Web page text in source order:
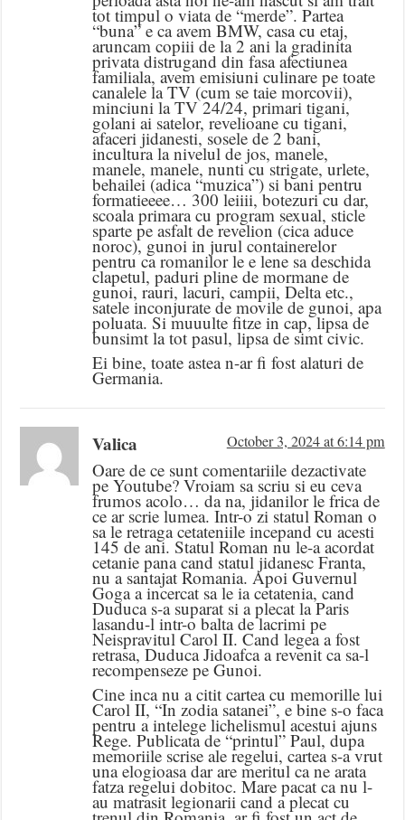
tot timpul o viata de “merde”. Partea
“buna” e ca avem BMW, casa cu etaj,
aruncam copiii de la 2 ani la gradinita
privata distrugand din fasa afectiunea
familiala, avem emisiuni culinare pe toate
canalele la TV (cum se taie morcovii),
minciuni la TV 24/24, primari tigani,
golani ai satelor, revelioane cu tigani,
afaceri jidanesti, sosele de 2 bani,
incultura la nivelul de jos, manele,
manele, manele, nunti cu strigate, urlete,
behailei (adica “muzica”) si bani pentru
formatieeee… 300 leiiii, botezuri cu dar,
scoala primara cu program sexual, sticle
sparte pe asfalt de revelion (cica aduce
noroc), gunoi in jurul containerelor
pentru ca romanilor le e lene sa deschida
clapetul, paduri pline de mormane de
gunoi, rauri, lacuri, campii, Delta etc.,
satele inconjurate de movile de gunoi, apa
poluata. Si muuulte fitze in cap, lipsa de
bunsimt la tot pasul, lipsa de simt civic.
Ei bine, toate astea n-ar fi fost alaturi de
Germania.
Valica October 3, 2024 at 6:14 pm
Oare de ce sunt comentariile dezactivate
pe Youtube? Vroiam sa scriu si eu ceva
frumos acolo… da na, jidanilor le frica de
ce ar scrie lumea. Intr-o zi statul Roman o
sa le retraga cetateniile incepand cu acesti
145 de ani. Statul Roman nu le-a acordat
cetanie pana cand statul jidanesc Franta,
nu a santajat Romania. Apoi Guvernul
Goga a incercat sa le ia cetatenia, cand
Duduca s-a suparat si a plecat la Paris
lasandu-l intr-o balta de lacrimi pe
Neispravitul Carol II. Cand legea a fost
retrasa, Duduca Jidoafca a revenit ca sa-l
recompenseze pe Gunoi.
Cine inca nu a citit cartea cu memorille lui
Carol II, “In zodia satanei”, e bine s-o faca
pentru a intelege lichelismul acestui ajuns
Rege. Publicata de “printul” Paul, dupa
memoriile scrise ale regelui, cartea s-a vrut
una elogioasa dar are meritul ca ne arata
fatza regelui dobitoc. Mare pacat ca nu l-
au matrasit legionarii cand a plecat cu